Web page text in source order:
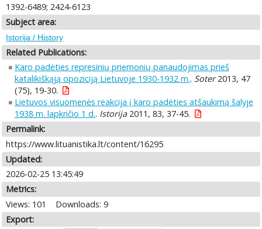
1392-6489; 2424-6123
Subject area:
Istorija / History
Related Publications:
Karo padėties represinių priemonių panaudojimas prieš
katalikiškąją opoziciją Lietuvoje 1930-1932 m.. Soter2013, 47
(75), 19-30.
Lietuvos visuomenės reakcija į karo padėties atšaukimą šalyje
1938 m. lapkričio 1 d.. Istorija2011, 83, 37-45.
Permalink:
https://www.lituanistika.lt/content/16295
Updated:
2026-02-25 13:45:49
Metrics:
Views: 101
Downloads: 9
Export: